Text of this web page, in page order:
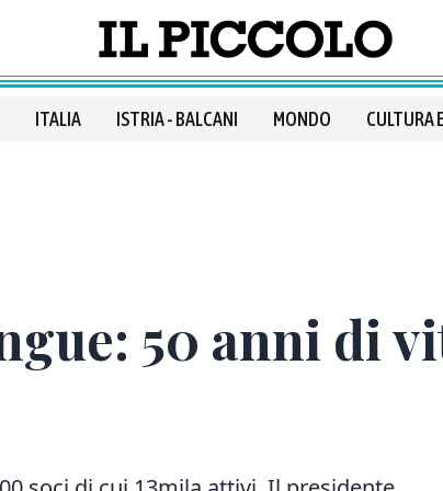
ITALIA ISTRIA - BALCANI MONDO CULTURA
50 anni di